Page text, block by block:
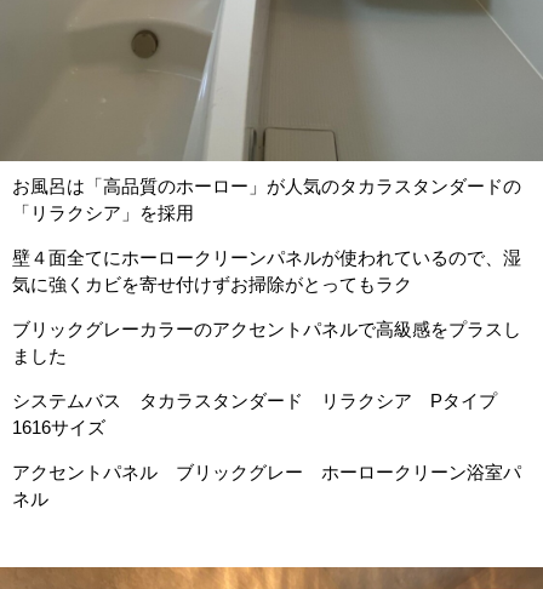
お風呂は「高品質のホーロー」が人気のタカラスタンダードの
「リラクシア」を採用
壁４面全てにホーロークリーンパネルが使われているので、湿
気に強くカビを寄せ付けずお掃除がとってもラク
ブリックグレーカラーのアクセントパネルで高級感をプラスし
ました
システムバス タカラスタンダード リラクシア Pタイプ
1616サイズ
アクセントパネル ブリックグレー ホーロークリーン浴室パ
ネル